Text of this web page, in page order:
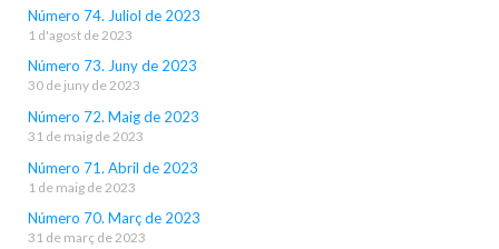
Número 74. Juliol de 2023
1 d'agost de 2023
Número 73. Juny de 2023
30 de juny de 2023
Número 72. Maig de 2023
31 de maig de 2023
Número 71. Abril de 2023
1 de maig de 2023
Número 70. Març de 2023
31 de març de 2023